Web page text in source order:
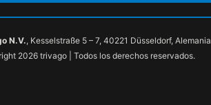
N.V., Kesselstraße 5 – 7, 40221 Düsseldorf, Alemania
2026 trivago | Todos los derechos reservados.